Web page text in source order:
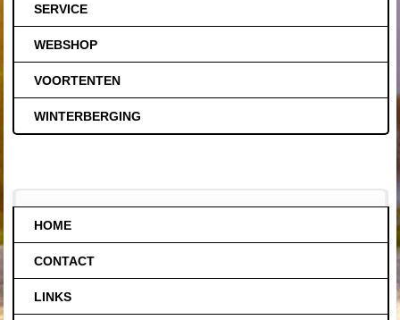
SERVICE
WEBSHOP
VOORTENTEN
WINTERBERGING
HOME
CONTACT
LINKS